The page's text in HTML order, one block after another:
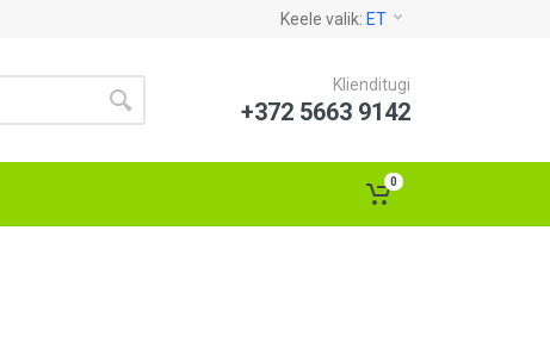
Keele valik: ET
Klienditugi
+372 5663 9142
0